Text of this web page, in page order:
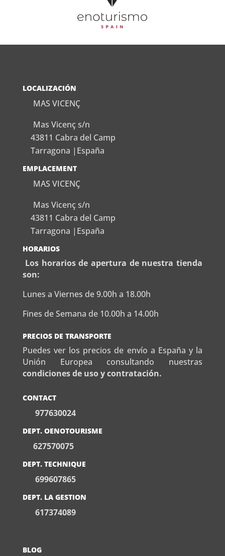
LOCALIZACIÓN
MAS VICENÇ
Mas Vicenç s/n
43811 Cabra del Camp
Tarragona |España
EMPLACEMENT
MAS VICENÇ
Mas Vicenç s/n
43811 Cabra del Camp
Tarragona |España
HORARIOS
Los horarios de apertura de nuestra tienda
son:
Lunes a Viernes de 9.00h a 18.00h
Fines de Semana de 10.00h a 14.00h
PRECIOS DE TRANSPORTE
Puedes ver los precios de envío a España y la
Unión Europea consultando nuestras
condiciones de uso y contratación.
CONTACT
977630024
DEPT. OENOTOURISME
627570075
DEPT. TECHNIQUE
699607865
DEPT. LA GESTION
617374089
BLOG